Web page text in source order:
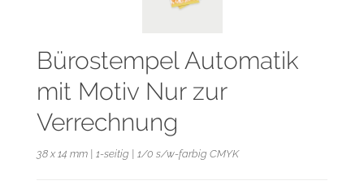
Bürostempel Automatik
mit Motiv Nur zur
Verrechnung
38 x 14 mm | 1-seitig | 1/0 s/w-farbig CMYK